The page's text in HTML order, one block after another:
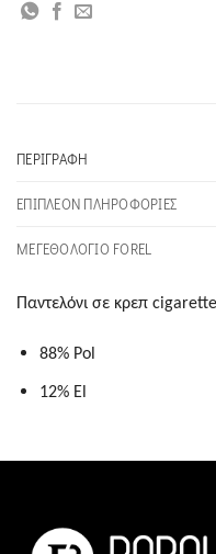
ΠΕΡΙΓΡΑΦΉ
ΕΠΙΠΛΈΟΝ ΠΛΗΡΟΦΟΡΊΕΣ
ΜΕΓΕΘΟΛΟΓΙΟ FOREL
Παντελόνι σε κρεπ
88% Pol
12% El